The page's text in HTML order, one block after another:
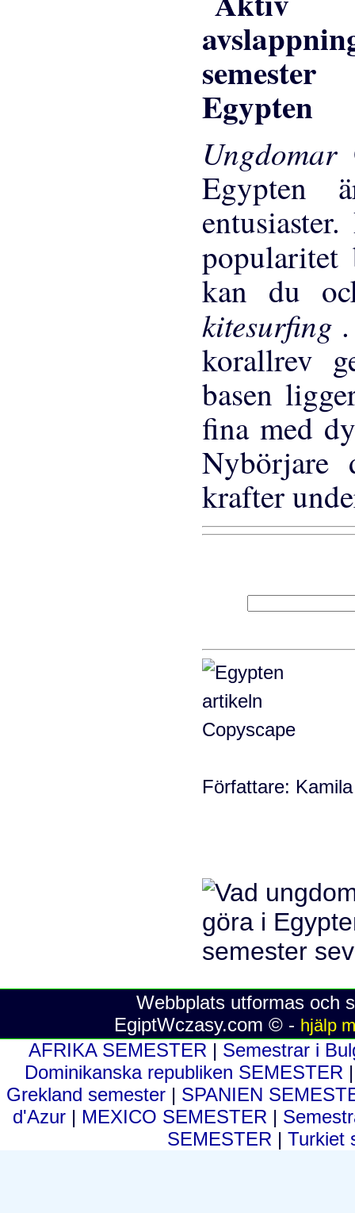
Ungdomar
Egypten
kan du
kitesurfing
korallrev
basen
fina med
Nybörjare
krafter
Författare:
Webbplats utformas och
EgiptWczasy.com © - hjälp
AFRIKA SEMESTER | Semestrar i
Dominikanska republiken SEMESTER
Grekland semester | SPANIEN
d'Azur | MEXICO SEMESTER |
SEMESTER |Turkiet